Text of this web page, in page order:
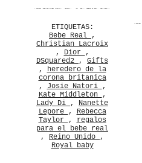
ETIQUETAS:
Bebe Real ,
Christian Lacroix
,
Dior ,
DSquared2 , Gifts
,
heredero de la
corona britanica
,
Josie Natori ,
Kate Middleton ,
Lady Di , Nanette
Lepore ,
Rebecca
Taylor ,
regalos
para el bebe real
, Reino Unido ,
Royal baby